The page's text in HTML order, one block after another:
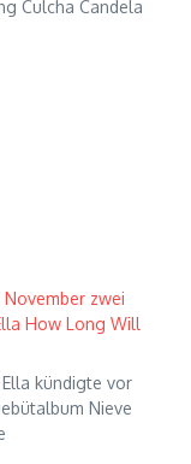
Culcha Candela
zwei
How Long Will
kündigte vor
Nieve